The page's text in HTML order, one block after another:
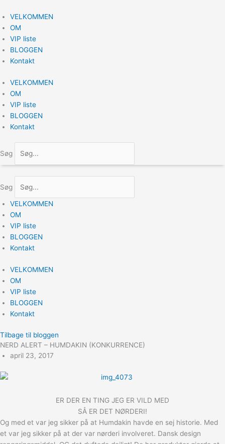
til
indholdet
VELKOMMEN
OM
VIP liste
BLOGGEN
Kontakt
VELKOMMEN
OM
VIP liste
BLOGGEN
Kontakt
Søg
Søg
VELKOMMEN
OM
VIP liste
BLOGGEN
Kontakt
VELKOMMEN
OM
VIP liste
BLOGGEN
Kontakt
Tilbage til bloggen
NERD ALERT – HUMDAKIN (KONKURRENCE)
april 23, 2017
ER DER EN TING JEG ER VILD MED
SÅ ER DET NØRDERI!
Og med et var jeg sikker på at Humdakin havde en sej historie. Med
et var jeg sikker på at der var nørderi involveret. Dansk design